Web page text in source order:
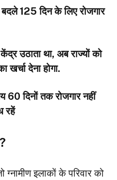
125 दिन के लिए रोजगार
उठाता था, अब राज्यों को
देना होगा.
दिनों तक रोजगार नहीं
रहें
ग्नामीण इलाकों के परिवार को